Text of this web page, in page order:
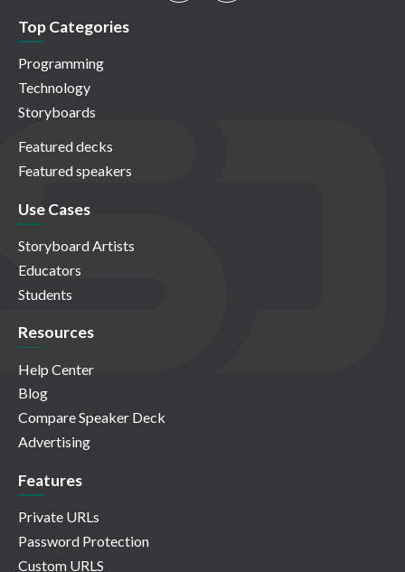
Top Categories
Programming
Technology
Storyboards
Featured decks
Featured speakers
Use Cases
Storyboard Artists
Educators
Students
Resources
Help Center
Blog
Compare Speaker Deck
Advertising
Features
Private URLs
Password Protection
Custom URLS